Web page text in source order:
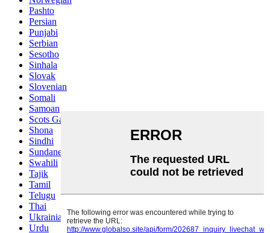
Pashto
Persian
Punjabi
Serbian
Sesotho
Sinhala
Slovak
Slovenian
Somali
Samoan
Scots Gaelic
Shona
Sindhi
Sundanese
Swahili
Tajik
Tamil
Telugu
Thai
Ukrainian
Urdu